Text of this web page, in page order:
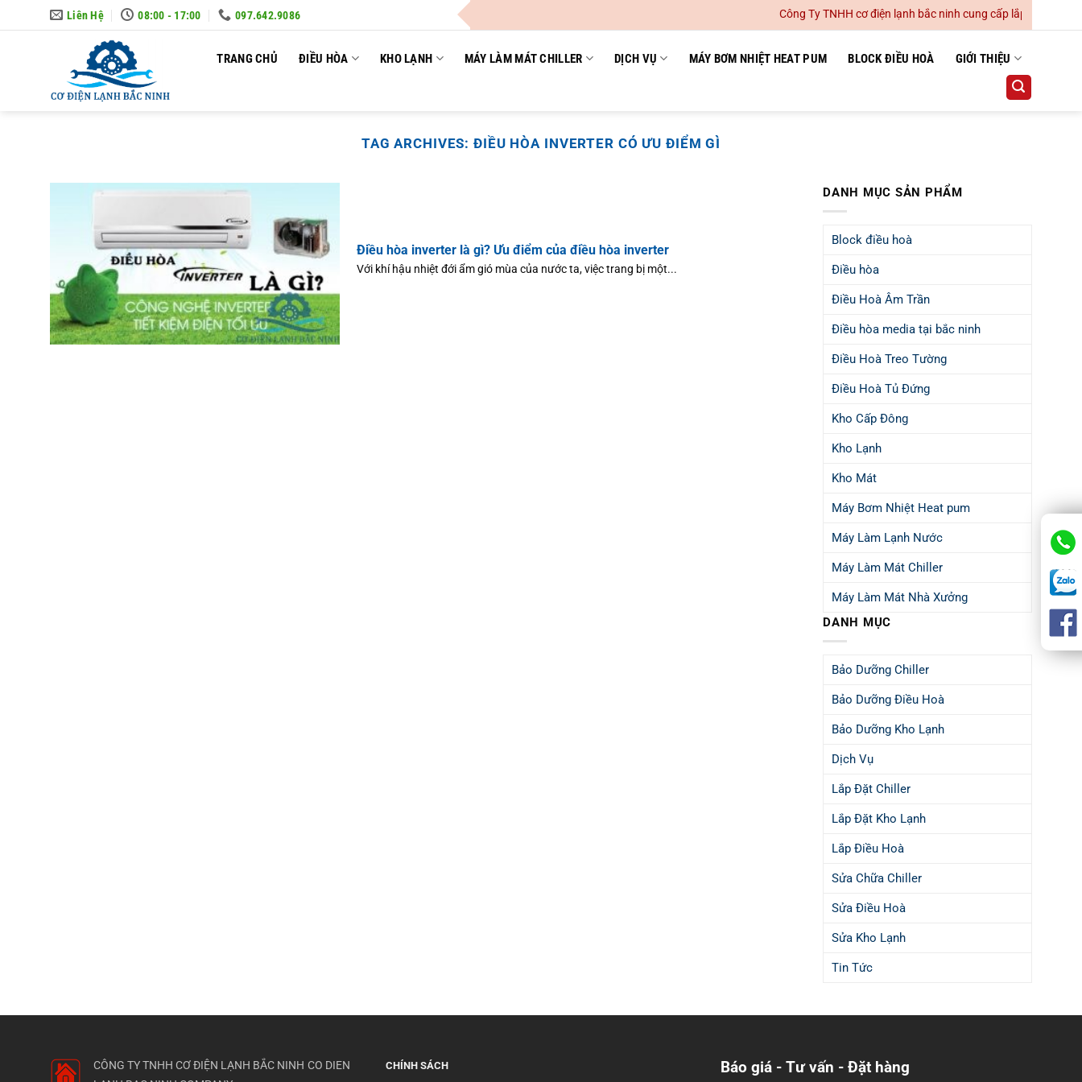
to
Liên Hệ 08:00 - 17:00 097.642.9086 Công Ty TNHH cơ điện lạnh bắc ninh cung cấp lắp đặt hệ
TRANG CHỦ ĐIỀU HÒA KHO LẠNH MÁY LÀM MÁT CHILLER DỊCH VỤ MÁY BƠM NHIỆT HEAT PUM BLOCK ĐIỀU HOÀ GIỚI THIỆU
TAG ARCHIVES:ĐIỀU HÒA INVERTER CÓ ƯU ĐIỂM GÌ
Điều hòa inverter là gì? Ưu điểm của điều hòa inverter
Với khí hậu nhiệt đới ẩm gió mùa của nước ta, việc trang bị một...
DANH MỤC SẢN PHẨM
Block điều hoà
Điều hòa
Điều Hoà Âm Trần
Điều hòa media tại bắc ninh
Điều Hoà Treo Tường
Điều Hoà Tủ Đứng
Kho Cấp Đông
Kho Lạnh
Kho Mát
Máy Bơm Nhiệt Heat pum
Máy Làm Lạnh Nước
Máy Làm Mát Chiller
Máy Làm Mát Nhà Xưởng
DANH MỤC
Bảo Dưỡng Chiller
Bảo Dưỡng Điều Hoà
Bảo Dưỡng Kho Lạnh
Dịch Vụ
Lắp Đặt Chiller
Lắp Đặt Kho Lạnh
Lắp Điều Hoà
Sửa Chữa Chiller
Sửa Điều Hoà
Sửa Kho Lạnh
Tin Tức
CÔNG TY TNHH CƠ ĐIỆN LẠNH BẮC NINH CO DIEN
CHÍNH SÁCH Báo giá - Tư vấn - Đặt hàng